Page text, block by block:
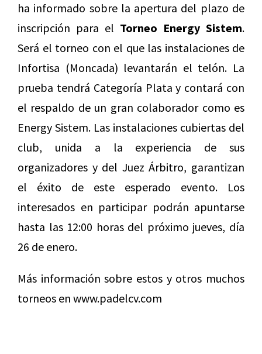
ha informado sobre la apertura del plazo de
inscripción para el Torneo Energy Sistem.
Será el torneo con el que las instalaciones de
Infortisa (Moncada) levantarán el telón. La
prueba tendrá Categoría Plata y contará con
el respaldo de un gran colaborador como es
Energy Sistem. Las instalaciones cubiertas del
club, unida a la experiencia de sus
organizadores y del Juez Árbitro, garantizan
el éxito de este esperado evento. Los
interesados en participar podrán apuntarse
hasta las 12:00 horas del próximo jueves, día
26 de enero.
Más información sobre estos y otros muchos
torneos en www.padelcv.com